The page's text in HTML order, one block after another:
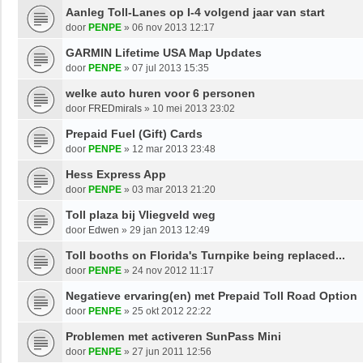
Aanleg Toll-Lanes op I-4 volgend jaar van start
door PENPE » 06 nov 2013 12:17
GARMIN Lifetime USA Map Updates
door PENPE » 07 jul 2013 15:35
welke auto huren voor 6 personen
door FREDmirals » 10 mei 2013 23:02
Prepaid Fuel (Gift) Cards
door PENPE » 12 mar 2013 23:48
Hess Express App
door PENPE » 03 mar 2013 21:20
Toll plaza bij Vliegveld weg
door Edwen » 29 jan 2013 12:49
Toll booths on Florida's Turnpike being replaced...
door PENPE » 24 nov 2012 11:17
Negatieve ervaring(en) met Prepaid Toll Road Option
door PENPE » 25 okt 2012 22:22
Problemen met activeren SunPass Mini
door PENPE » 27 jun 2011 12:56